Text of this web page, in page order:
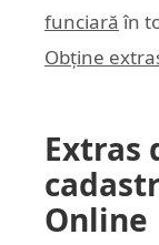
funciară în
Obține
Extras
Online